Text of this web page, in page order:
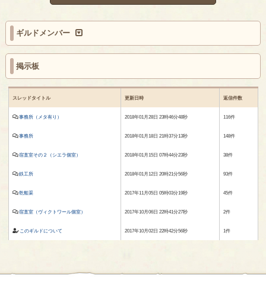
ギルドメンバー
掲示板
スレッドタイトル 更新日時 返信件数
事務所（メタ有り） 2018年01月28日 23時46分48秒 116件
事務所 2018年01月18日 21時37分13秒 148件
宿直室その２（シエラ個室） 2018年01月15日 07時44分23秒 38件
鉄工所 2018年01月12日 20時21分56秒 93件
乾船渠 2017年11月05日 05時03分19秒 45件
宿直室（ヴィクトワール個室） 2017年10月06日 22時41分27秒 2件
このギルドについて 2017年10月02日 22時42分56秒 1件